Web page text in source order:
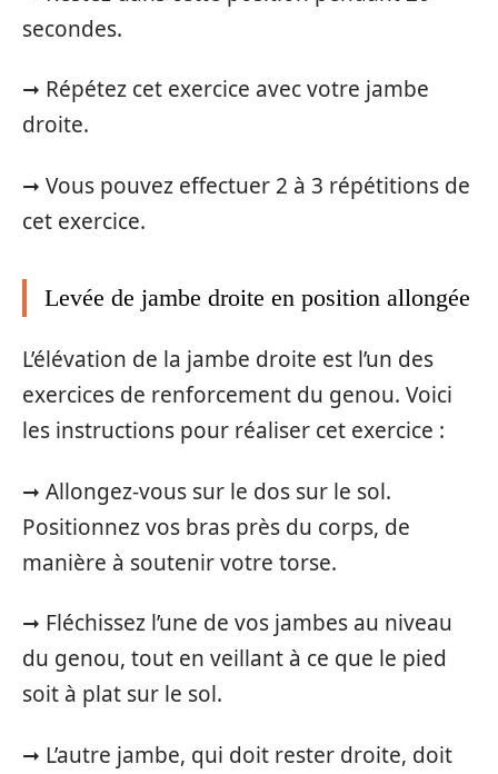
secondes.
➞ Répétez cet exercice avec votre jambe
droite.
➞ Vous pouvez effectuer 2 à 3 répétitions de
cet exercice.
Levée de jambe droite en position allongée
L’élévation de la jambe droite est l’un des
exercices de renforcement du genou. Voici
les instructions pour réaliser cet exercice :
➞ Allongez-vous sur le dos sur le sol.
Positionnez vos bras près du corps, de
manière à soutenir votre torse.
➞ Fléchissez l’une de vos jambes au niveau
du genou, tout en veillant à ce que le pied
soit à plat sur le sol.
➞ L’autre jambe, qui doit rester droite, doit